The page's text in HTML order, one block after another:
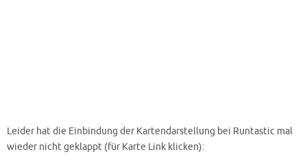
Leider hat die Einbindung der Kartendarstellung bei Runtastic mal
wieder nicht geklappt (für Karte Link klicken):